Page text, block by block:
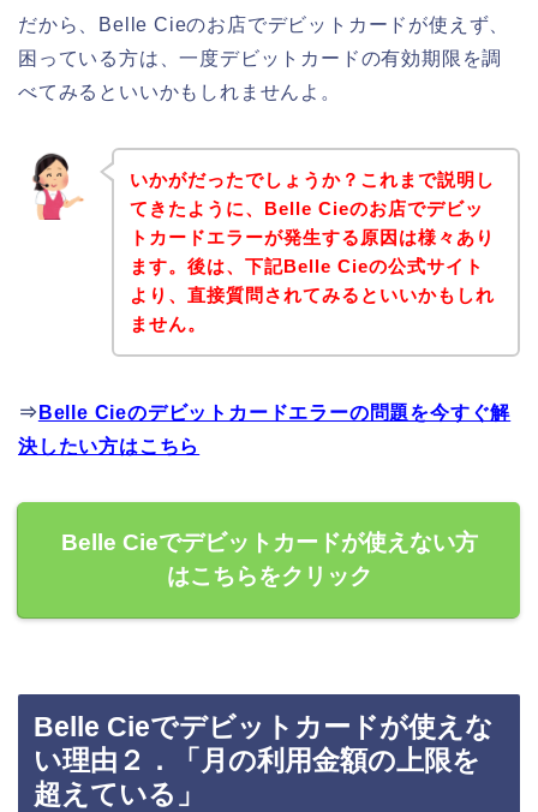
だから、Belle Cieのお店でデビットカードが使えず、
困っている方は、一度デビットカードの有効期限を調
べてみるといいかもしれませんよ。
いかがだったでしょうか？これまで説明し
てきたように、Belle Cieのお店でデビッ
トカードエラーが発生する原因は様々あり
ます。後は、下記Belle Cieの公式サイト
より、直接質問されてみるといいかもしれ
ません。
⇒ Belle Cieのデビットカードエラーの問題を今すぐ解
決したい方はこちら
Belle Cieでデビットカードが使えない方
はこちらをクリック
Belle Cieでデビットカードが使えな
い理由２．「月の利用金額の上限を
超えている」